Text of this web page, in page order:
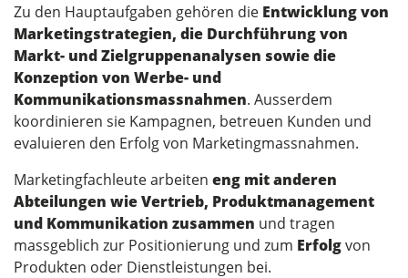
Zu den Hauptaufgaben gehören die Entwicklung von
Marketingstrategien, die Durchführung von
Markt- und Zielgruppenanalysen sowie die
Konzeption von Werbe- und
Kommunikationsmassnahmen. Ausserdem
koordinieren sie Kampagnen, betreuen Kunden und
evaluieren den Erfolg von Marketingmassnahmen.
Marketingfachleute arbeiten eng mit anderen
Abteilungen wie Vertrieb, Produktmanagement
und Kommunikation zusammen und tragen
massgeblich zur Positionierung und zum Erfolgvon
Produkten oder Dienstleistungen bei.